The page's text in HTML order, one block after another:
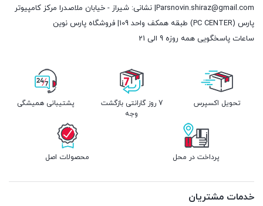
Parsnovin.shiraz@gmail.com| نشانی: شیراز - خیابان ملاصدرا مرکز کامپیوتر
پارس (PC CENTER) طبقه همکف واحد 109| فروشگاه پارس نوین
ساعات پاسخگویی همه روزه 9 الی 21
تحویل اکسپرس
7 روز گارانتی بازگشت
وجه
پشتیبانی همیشگی
پرداخت در محل محصولات اصل
خدمات مشتریان